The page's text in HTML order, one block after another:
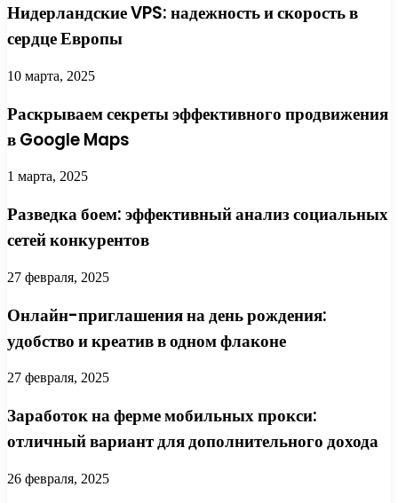
Нидерландские VPS: надежность и скорость в
сердце Европы
10 марта, 2025
Раскрываем секреты эффективного продвижения
в Google Maps
1 марта, 2025
Разведка боем: эффективный анализ социальных
сетей конкурентов
27 февраля, 2025
Онлайн-приглашения на день рождения:
удобство и креатив в одном флаконе
27 февраля, 2025
Заработок на ферме мобильных прокси:
отличный вариант для дополнительного дохода
26 февраля, 2025